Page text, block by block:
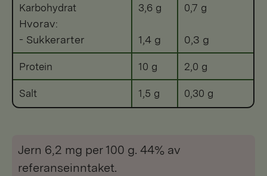
Karbohydrat
Hvorav:
- Sukkerarter
3,6 g
1,4 g
0,7 g
0,3 g
Protein 10 g 2,0 g
Salt 1,5 g 0,30 g
Jern 6,2 mg per 100 g. 44% av
referanseinntaket.